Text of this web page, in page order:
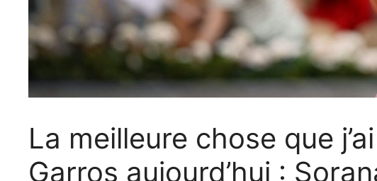
La meilleure chose que
Garros aujourd’hui :